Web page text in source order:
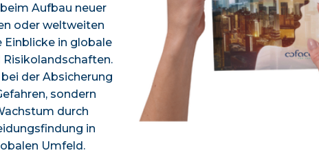
Aufbau neuer
oder weltweiten
in globale
der Absicherung
sondern
durch
in
Umfeld.